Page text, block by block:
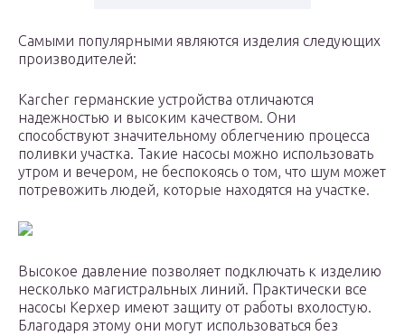
Самыми популярными являются изделия следующих
производителей:
Karcher германские устройства отличаются
надежностью и высоким качеством. Они
способствуют значительному облегчению процесса
поливки участка. Такие насосы можно использовать
утром и вечером, не беспокоясь о том, что шум может
потревожить людей, которые находятся на участке.
Высокое давление позволяет подключать к изделию
несколько магистральных линий. Практически все
насосы Керхер имеют защиту от работы вхолостую.
Благодаря этому они могут использоваться без